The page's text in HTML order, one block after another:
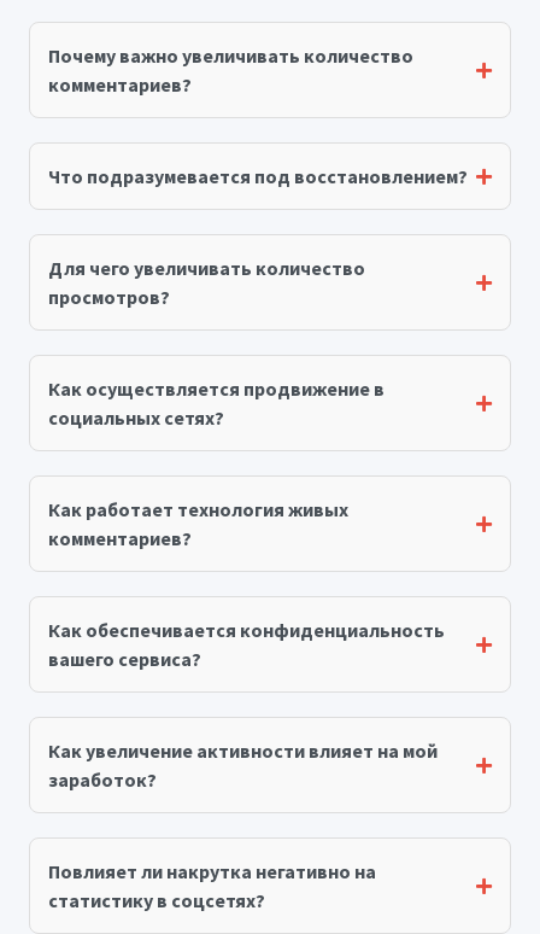
Почему важно увеличивать количество
комментариев?
Что подразумевается под восстановлением?
Для чего увеличивать количество
просмотров?
Как осуществляется продвижение в
социальных сетях?
Как работает технология живых
комментариев?
Как обеспечивается конфиденциальность
вашего сервиса?
Как увеличение активности влияет на мой
заработок?
Повлияет ли накрутка негативно на
статистику в соцсетях?